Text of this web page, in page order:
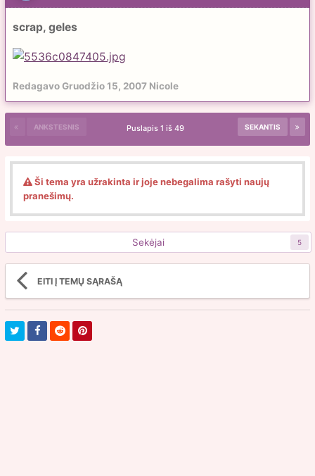
scrap, geles
RedagavoGruodžio 15, 2007 Nicole
ANKSTESNIS SEKANTIS
Puslapis 1 iš 49
Ši tema yra užrakinta ir joje nebegalima rašyti naujų
pranešimų.
Sekėjai 5
EITI Į TEMŲ SĄRAŠĄ